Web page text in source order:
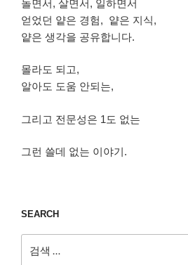
놀면서, 살면서, 일하면서
얻었던 얕은 경험, 얕은 지식,
얕은 생각을 공유합니다.
몰라도 되고,
알아도 도움 안되는,
그리고 전문성은 1도 없는
그런 쓸데 없는 이야기.
SEARCH
색: